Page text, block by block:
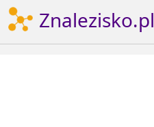
Znalezisko.pl